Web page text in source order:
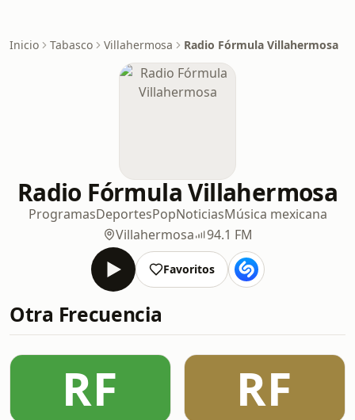
Inicio Tabasco Villahermosa Radio Fórmula Villahermosa
Radio Fórmula Villahermosa
ProgramasDeportesPopNoticiasMúsica mexicana
Villahermosa
94.1 FM
Favoritos
Otra Frecuencia
RF RF